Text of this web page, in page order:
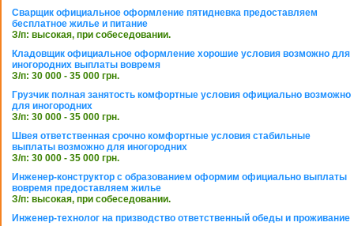
Сварщик официальное оформление пятидневка предоставляем
бесплатное жилье и питание
З/п: высокая, при собеседовании.
Кладовщик официальное оформление хорошие условия возможно для
иногородних выплаты вовремя
З/п: 30 000 - 35 000 грн.
Грузчик полная занятость комфортные условия официально возможно
для иногородних
З/п: 30 000 - 35 000 грн.
Швея ответственная срочно комфортные условия стабильные
выплаты возможно для иногородних
З/п: 30 000 - 35 000 грн.
Инженер-конструктор с образованием оформим официально выплаты
вовремя предоставляем жилье
З/п: высокая, при собеседовании.
Инженер-технолог на призводство ответственный обеды и проживание